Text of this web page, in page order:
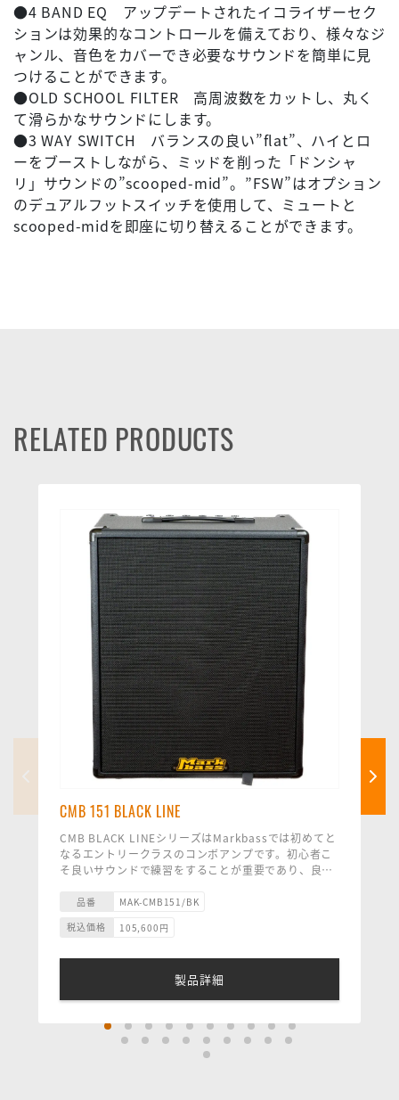
●4 BAND EQ アップデートされたイコライザーセク
ションは効果的なコントロールを備えており、様々なジ
ャンル、音色をカバーでき必要なサウンドを簡単に見
つけることができます。
●OLD SCHOOL FILTER 高周波数をカットし、丸く
て滑らかなサウンドにします。
●3 WAY SWITCH バランスの良い”flat”、ハイとロ
ーをブーストしながら、ミッドを削った「ドンシャ
リ」サウンドの”scooped-mid”。”FSW”はオプション
のデュアルフットスイッチを使用して、ミュートと
scooped-midを即座に切り替えることができます。
RELATED PRODUCTS
CMB 151 BLACK LINE
CMB BLACK LINEシリーズはMarkbassでは初めてと
なるエントリークラスのコンボアンプです。初心者こ
そ良いサウンドで練習をすることが重要であり、良質
と情熱を育みながら、サウンドメイクと技術が身に付
はコストを抑えながらも音質に妥協することなく、し
品番
MAK-CMB151/BK
税込価格
105,600 円
製品詳細